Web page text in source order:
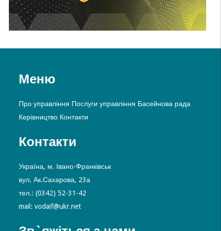
Меню
Про управління Послуги управління Басейнова рада
Керівництво Контакти
Контакти
Україна, м. Івано-Франківськ
вул. Ак.Сахарова, 23а
тел.: (0342) 52-31-42
mail: vodaif@ukr.net